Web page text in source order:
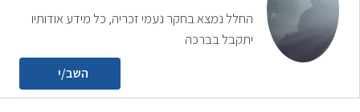
החלל נמצא בחקר נעמי זכריה, כל מידע אודותיו
יתקבל בברכה
השב/י